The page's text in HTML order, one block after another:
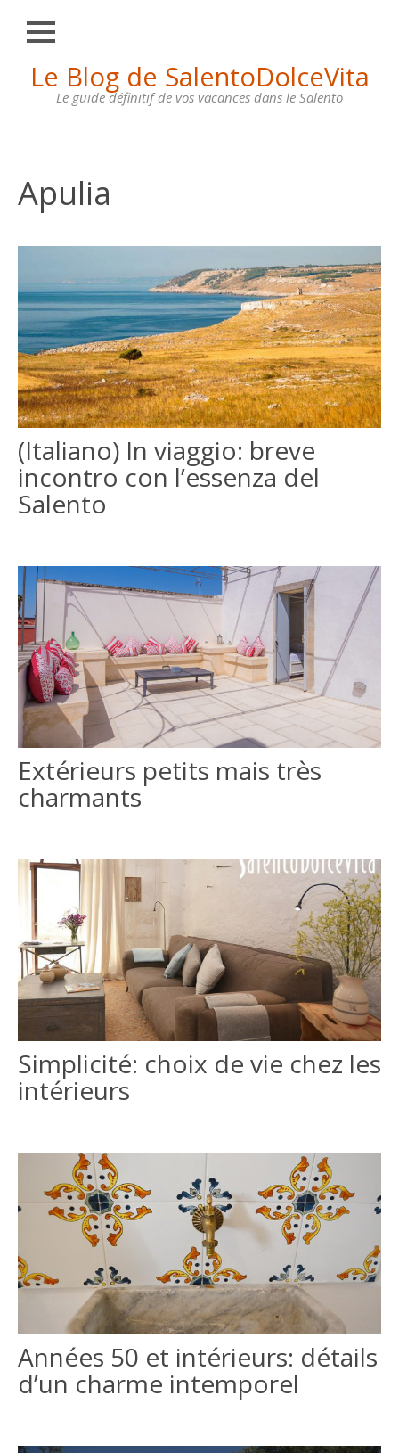
Le Blog de SalentoDolceVita
Le guide définitif de vos vacances dans le Salento
Fermer
HOME
OTRANTO
SANTA
DI
MAISONS
À
LOUER
CONTACTS
ENGLISH
Apulia
(Italiano) In viaggio: breve
incontro con l’essenza del
Salento
Extérieurs petits mais très
charmants
Simplicité: choix de vie chez les
intérieurs
Années 50 et intérieurs: détails
d’un charme intemporel